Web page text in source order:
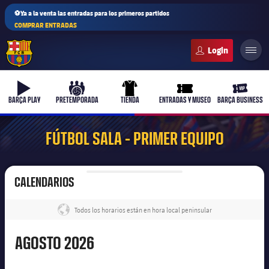
⚽Ya a la venta las entradas para los primeros partidos
COMPRAR ENTRADAS
b-play
BARÇA PLAY
culers-ball
PRETEMPORADA
uniform
TIENDA
ticket-full
ENTRADAS Y MUSEO
ticket-
BARÇA BUSINESS
FÚTBOL SALA - PRIMER EQUIPO
CALENDARIOS
label.share.globe
Todos los horarios están en hora local peninsular
Agosto
AGOSTO2026